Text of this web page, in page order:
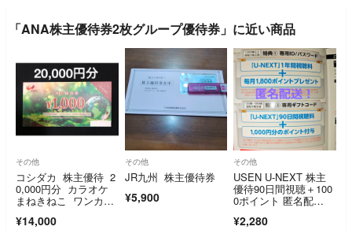
「ANA株主優待券2枚グループ優待券」に近い商品
その他
コシダカ 株主優待 2
0,000円分 カラオケ
まねきねこ ワンカ
¥14,000
その他
JR九州 株主優待券
¥5,900
その他
USEN U-NEXT 株主
優待90日間視聴＋100
0ポイント 匿名配
¥2,280